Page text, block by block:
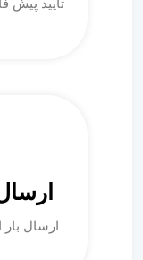
تایید پیش
ارسال